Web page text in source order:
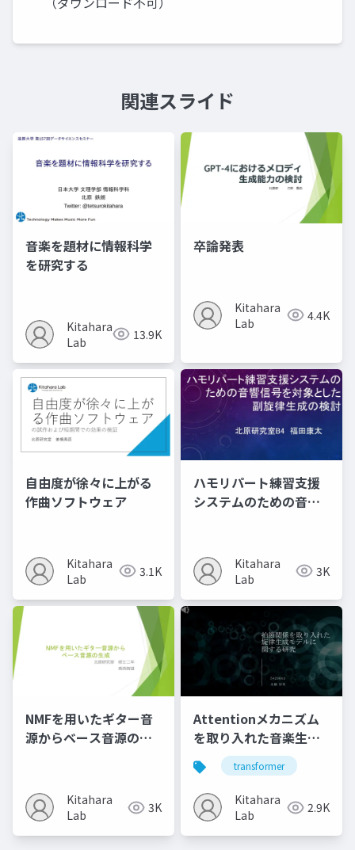
関連スライド
音楽を題材に情報科学
を研究する
Kitahara
Lab
13.9K
卒論発表
Kitahara
Lab
4.4K
自由度が徐々に上がる
作曲ソフトウェア
Kitahara
Lab
3.1K
ハモリパート練習支援
システムのための音響
Kitahara
Lab
3K
NMFを用いたギター音
源からベース音源の生
Kitahara
Lab
3K
Attentionメカニズム
を取り入れた音楽生成
モデルの性能評価に関
する研究
transformer
Kitahara
Lab
2.9K